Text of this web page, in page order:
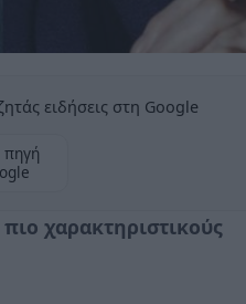
ειδήσεις στη Google
χαρακτηριστικούς